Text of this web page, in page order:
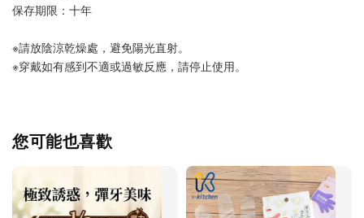
保存期限：十年
※請放陰涼乾燥處，避免陽光直射。
※穿戴如有感到不適或過敏反應，請停止使用。
您可能也喜歡